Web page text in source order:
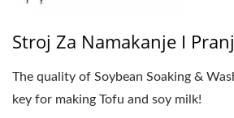
Stroj Za Namakanje I
The quality of Soybean Soaking &
key for making Tofu and soy milk!